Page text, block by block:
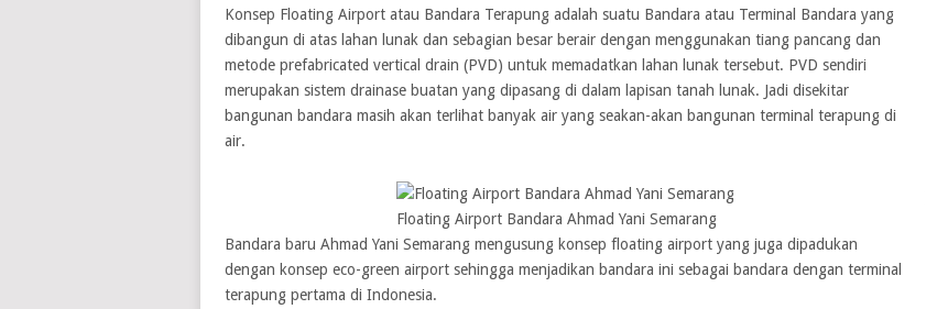
Konsep Floating Airport atau Bandara Terapung adalah suatu Bandara atau Terminal Bandara yang
dibangun di atas lahan lunak dan sebagian besar berair dengan menggunakan tiang pancang dan
metode prefabricated vertical drain (PVD) untuk memadatkan lahan lunak tersebut. PVD sendiri
merupakan sistem drainase buatan yang dipasang di dalam lapisan tanah lunak. Jadi disekitar
bangunan bandara masih akan terlihat banyak air yang seakan-akan bangunan terminal terapung di
air.
Floating Airport Bandara Ahmad Yani Semarang
Bandara baru Ahmad Yani Semarang mengusung konsep floating airport yang juga dipadukan
dengan konsep eco-green airport sehingga menjadikan bandara ini sebagai bandara dengan terminal
terapung pertama di Indonesia.